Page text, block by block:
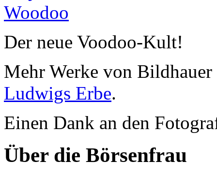
Der neue Voodoo-Kult!
Mehr Werke von Bildhauer
Ludwigs Erbe.
Einen Dank an den
Über die Börsenfrau